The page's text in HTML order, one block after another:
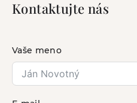
Kontaktujte nás
Vaše meno